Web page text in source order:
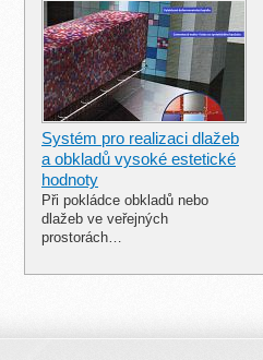
Systém pro realizaci dlažeb
a obkladů vysoké estetické
hodnoty
Při pokládce obkladů nebo
dlažeb ve veřejných
prostorách…